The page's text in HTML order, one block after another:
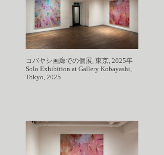
コバヤシ画廊での個展, 東京, 2025年
Solo Exhibition at Gallery Kobayashi,
Tokyo, 2025